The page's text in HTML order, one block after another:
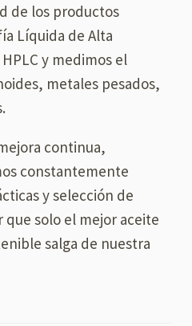
de los productos
Líquida de Alta
y medimos el
metales pesados,
continua,
constantemente
y selección de
solo el mejor aceite
salga de nuestra